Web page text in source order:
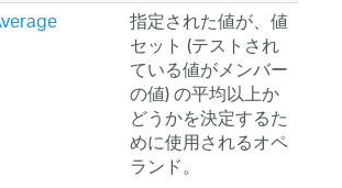
指定された値が、値
セット (テストされ
ている値がメンバー
の値) の平均以上か
どうかを決定するた
めに使用されるオペ
ランド。